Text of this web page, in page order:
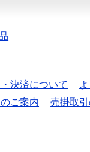
決済について
ご案内 売掛取